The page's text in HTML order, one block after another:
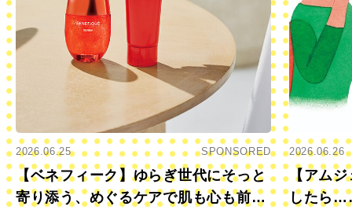
2026.06.25 SPONSORED
【ベネフィーク】ゆらぎ世代にそっと
寄り添う、めぐるケアで肌も心も前向
2026.06.26
【アムジ
したら